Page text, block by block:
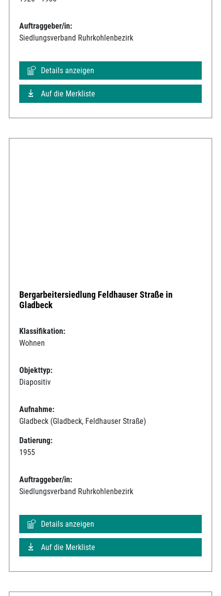
Auftraggeber/in:
Siedlungsverband Ruhrkohlenbezirk
Details anzeigen
Auf die Merkliste
Bergarbeitersiedlung Feldhauser Straße in
Gladbeck
Klassifikation:
Wohnen
Objekttyp:
Diapositiv
Aufnahme:
Gladbeck (Gladbeck, Feldhauser Straße)
Datierung:
1955
Auftraggeber/in:
Siedlungsverband Ruhrkohlenbezirk
Details anzeigen
Auf die Merkliste